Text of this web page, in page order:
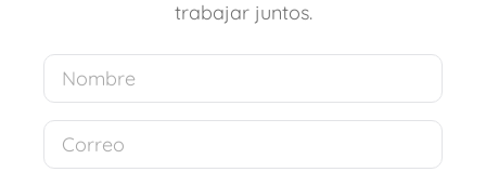
trabajar juntos.